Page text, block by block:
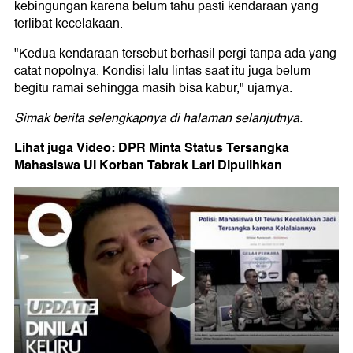
kebingungan karena belum tahu pasti kendaraan yang
terlibat kecelakaan.
"Kedua kendaraan tersebut berhasil pergi tanpa ada yang
catat nopolnya. Kondisi lalu lintas saat itu juga belum
begitu ramai sehingga masih bisa kabur," ujarnya.
Simak berita selengkapnya di halaman selanjutnya.
Lihat juga Video: DPR Minta Status Tersangka
Mahasiswa UI Korban Tabrak Lari Dipulihkan